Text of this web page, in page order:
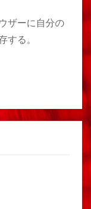
ザーに自分の
る。